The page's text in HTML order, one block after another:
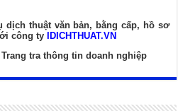
dịch thuật văn bản, bằng cấp, hồ sơ
công ty
IDICHTHUAT.VN
Trang tra thông tin doanh nghiệp